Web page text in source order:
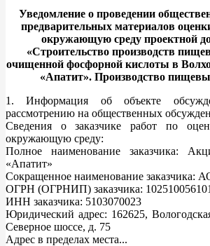
Уведомление о проведении
предварительных материалов
окружающую среду проектной
«Строительство производств
очищенной фосфорной кислоты в
«Апатит». Производство
1. Информация об объекте
рассмотрению на общественных
Сведения о заказчике работ по
окружающую среду:
Полное наименование заказчика:
«Апатит»
Сокращенное наименование заказчика:
ОГРН (ОГРНИП) заказчика:
ИНН заказчика: 5103070023
Юридический адрес: 162625,
Северное шоссе, д. 75
Адрес в пределах места...